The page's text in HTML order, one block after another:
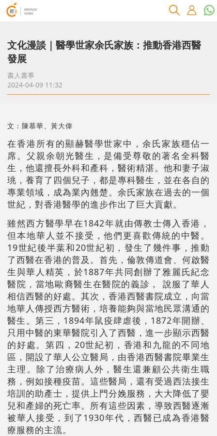
文化漫談｜醫學世家余氏家族：推動香港西醫
發展
書人書事
2024-04-09 11:32
文：陳慕華、黃大偉
在香港所有的顯赫醫學世家中，余氏家族穩佔一
席。父親余朝光醫生，是備受尊敬的著名全科醫
生，他還擅長外科和產科，醫術精湛。他和妻子淑
珧，養育了四個兒子，都是專科醫生，並在各自的
專業領域，成為業內翹楚。余氏家族在過去的一個
世紀，對香港醫學的進步作出了巨大貢獻。
雖然西方醫學早在1842年就由傳教士傳入香港，
但本地華人並不接受，他們更喜歡傳統的中醫。
19世紀後半葉和20世紀初，發生了幾件事，推動
了西醫在香港的普及。首先，倫敦傳道會、何啟醫
生與華人精英，於1887年共同創辦了雅麗氏紀念
醫院，當地歐裔醫生在醫院的義診， 說服了華人
相信西醫的好處。其次，香港西醫書院成立，向當
地華人傳授西方醫術，培養能夠與當地民眾溝通的
醫生。第三，1894年鼠疫肆虐後，1872年開辦、
只用中醫的東華醫院引入了西醫，進一步顯示西醫
的好處。第四，20世紀初，香港和九龍的不同地
區，開設了華人公立醫局，由香港西醫書院畢業生
主理。除了治療病人外，醫生還兼顧公共衛生職
務，例如接種疫苗。這些醫局，還有受過西法接生
培訓的助產士，提供上門分娩服務，大大降低了嬰
兒和產婦的死亡率。所有這些因素，導致西醫逐漸
被華人接受，到了1930年代，西醫已成為香港醫
療服務的主流。